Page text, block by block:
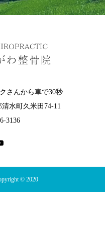
さんから車で30秒
水町久米田74-11
3136
© 2020